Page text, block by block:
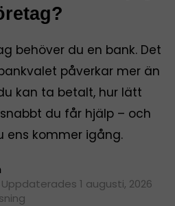
behöver du en bank. Det
påverkar mer än
kan ta betalt, hur lätt
du får hjälp – och
ens kommer igång.
Uppdaterades 1 augusti, 2026